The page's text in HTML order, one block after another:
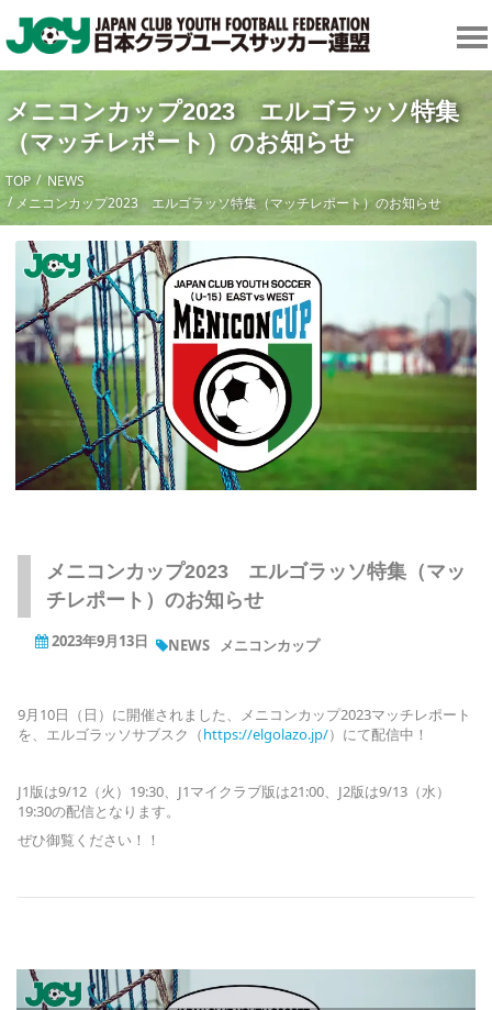
メニコンカップ2023 エルゴラッソ特集
（マッチレポート）のお知らせ
TOP
NEWS
メニコンカップ2023 エルゴラッソ特集（マッチレポート）のお知らせ
メニコンカップ2023 エルゴラッソ特集（マッ
チレポート）のお知らせ
2023年9月13日 NEWS メニコンカップ
9月10日（日）に開催されました、メニコンカップ2023マッチレポート
を、エルゴラッソサブスク（https://elgolazo.jp/）にて配信中！
J1版は9/12（火）19:30、J1マイクラブ版は21:00、J2版は9/13（水）
19:30の配信となります。
ぜひ御覧ください！！